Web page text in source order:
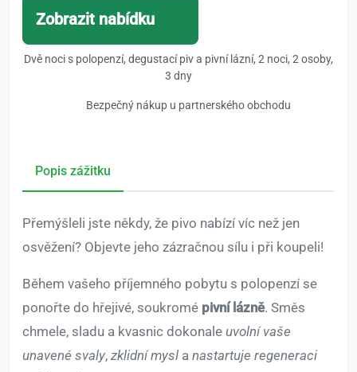
Zobrazit nabídku
Dvě noci s polopenzí, degustací piv a pivní lázní, 2 noci, 2 osoby,
3 dny
Bezpečný nákup u partnerského obchodu
Popis zážitku
Přemýšleli jste někdy, že pivo nabízí víc než jen
osvěžení? Objevte jeho zázračnou sílu i při koupeli!
Během vašeho příjemného pobytu s polopenzí se
ponořte do hřejivé, soukromé pivní lázně. Směs
chmele, sladu a kvasnic dokonale uvolní vaše
unavené svaly, zklidní mysl a nastartuje regeneraci